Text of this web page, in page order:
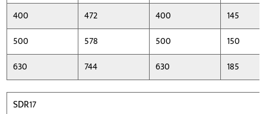
400
472 400
145
500
578 500
150
630
744 630 185
SDR17